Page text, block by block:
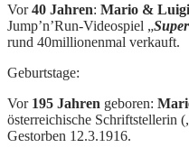
Vor40 Jahren: Mario & Luigi
Jump’n’Run-Videospiel „
rund 40millionenmal verkauft.
Geburtstage:
Vor 195 Jahren geboren:
österreichische Schriftstellerin
Gestorben 12.3.1916.